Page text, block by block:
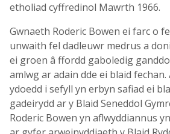
etholiad cyffredinol Mawrth 1966.
Gwnaeth Roderic Bowen ei farc o
unwaith fel dadleuwr medrus a
ei groen â ffordd gaboledig
amlwg ar adain dde ei blaid fechan.
ydoedd i sefyll yn erbyn safiad ei
gadeirydd ar y Blaid Seneddol
Roderic Bowen yn aflwyddiannus